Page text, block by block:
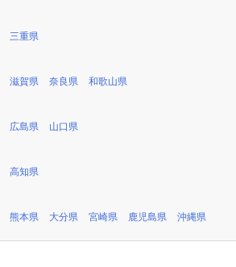
三重県
滋賀県 奈良県 和歌山県
広島県 山口県
高知県
熊本県 大分県 宮崎県 鹿児島県 沖縄県